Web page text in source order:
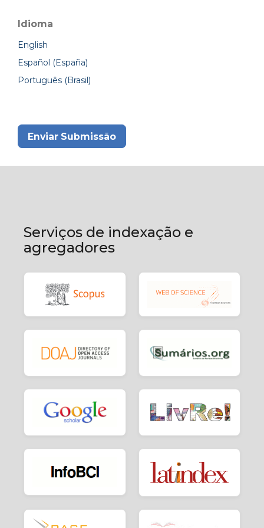
Idioma
English
Español (España)
Português (Brasil)
Enviar Submissão
Serviços de indexação e
agregadores